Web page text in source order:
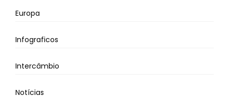
Europa
Infograficos
Intercâmbio
Notícias